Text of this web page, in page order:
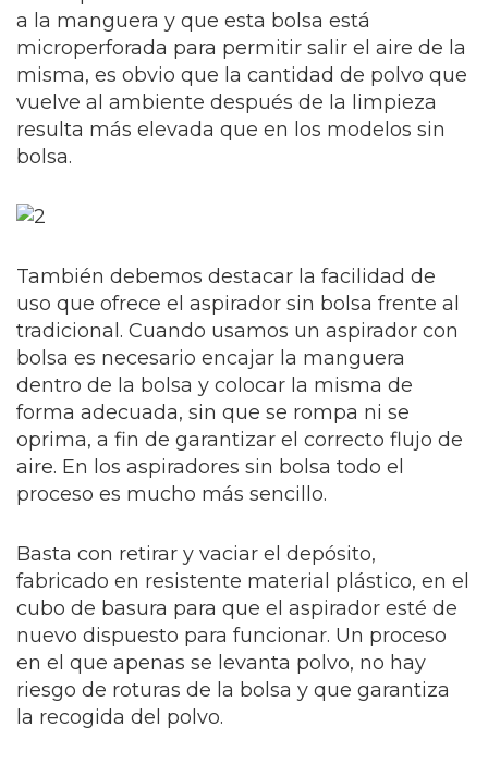
a la manguera y que esta bolsa está
microperforada para permitir salir el aire de la
misma, es obvio que la cantidad de polvo que
vuelve al ambiente después de la limpieza
resulta más elevada que en los modelos sin
bolsa.
También debemos destacar la facilidad de
uso que ofrece el aspirador sin bolsa frente al
tradicional. Cuando usamos un aspirador con
bolsa es necesario encajar la manguera
dentro de la bolsa y colocar la misma de
forma adecuada, sin que se rompa ni se
oprima, a fin de garantizar el correcto flujo de
aire. En los aspiradores sin bolsa todo el
proceso es mucho más sencillo.
Basta con retirar y vaciar el depósito,
fabricado en resistente material plástico, en el
cubo de basura para que el aspirador esté de
nuevo dispuesto para funcionar. Un proceso
en el que apenas se levanta polvo, no hay
riesgo de roturas de la bolsa y que garantiza
la recogida del polvo.